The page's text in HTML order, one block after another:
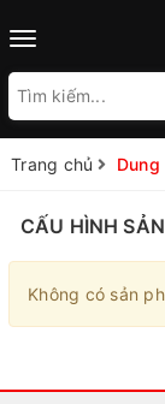
Toggle
Trang chủ
CẤU HÌNH
Không có sản